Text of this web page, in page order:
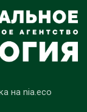
на nia.eco